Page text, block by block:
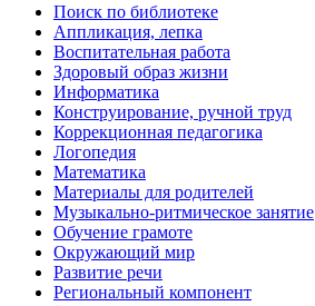
Поиск по библиотеке
Аппликация, лепка
Воспитательная работа
Здоровый образ жизни
Информатика
Конструирование, ручной труд
Коррекционная педагогика
Логопедия
Математика
Материалы для родителей
Музыкально-ритмическое занятие
Обучение грамоте
Окружающий мир
Развитие речи
Региональный компонент